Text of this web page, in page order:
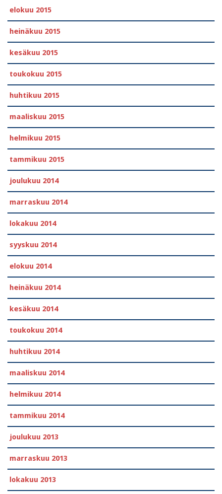
elokuu 2015
heinäkuu 2015
kesäkuu 2015
toukokuu 2015
huhtikuu 2015
maaliskuu 2015
helmikuu 2015
tammikuu 2015
joulukuu 2014
marraskuu 2014
lokakuu 2014
syyskuu 2014
elokuu 2014
heinäkuu 2014
kesäkuu 2014
toukokuu 2014
huhtikuu 2014
maaliskuu 2014
helmikuu 2014
tammikuu 2014
joulukuu 2013
marraskuu 2013
lokakuu 2013